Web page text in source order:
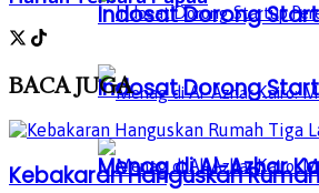
Indosat Dorong
Menag di Al-Azhar
Indosat Dorong
BACAJUGA
Kebakaran Hanguskan